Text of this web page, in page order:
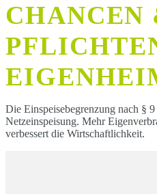
CHANCEN
Die Einspeisebegrenzung nach §
Netzeinspeisung. Mehr
verbessert die Wirtschaftlichkeit.